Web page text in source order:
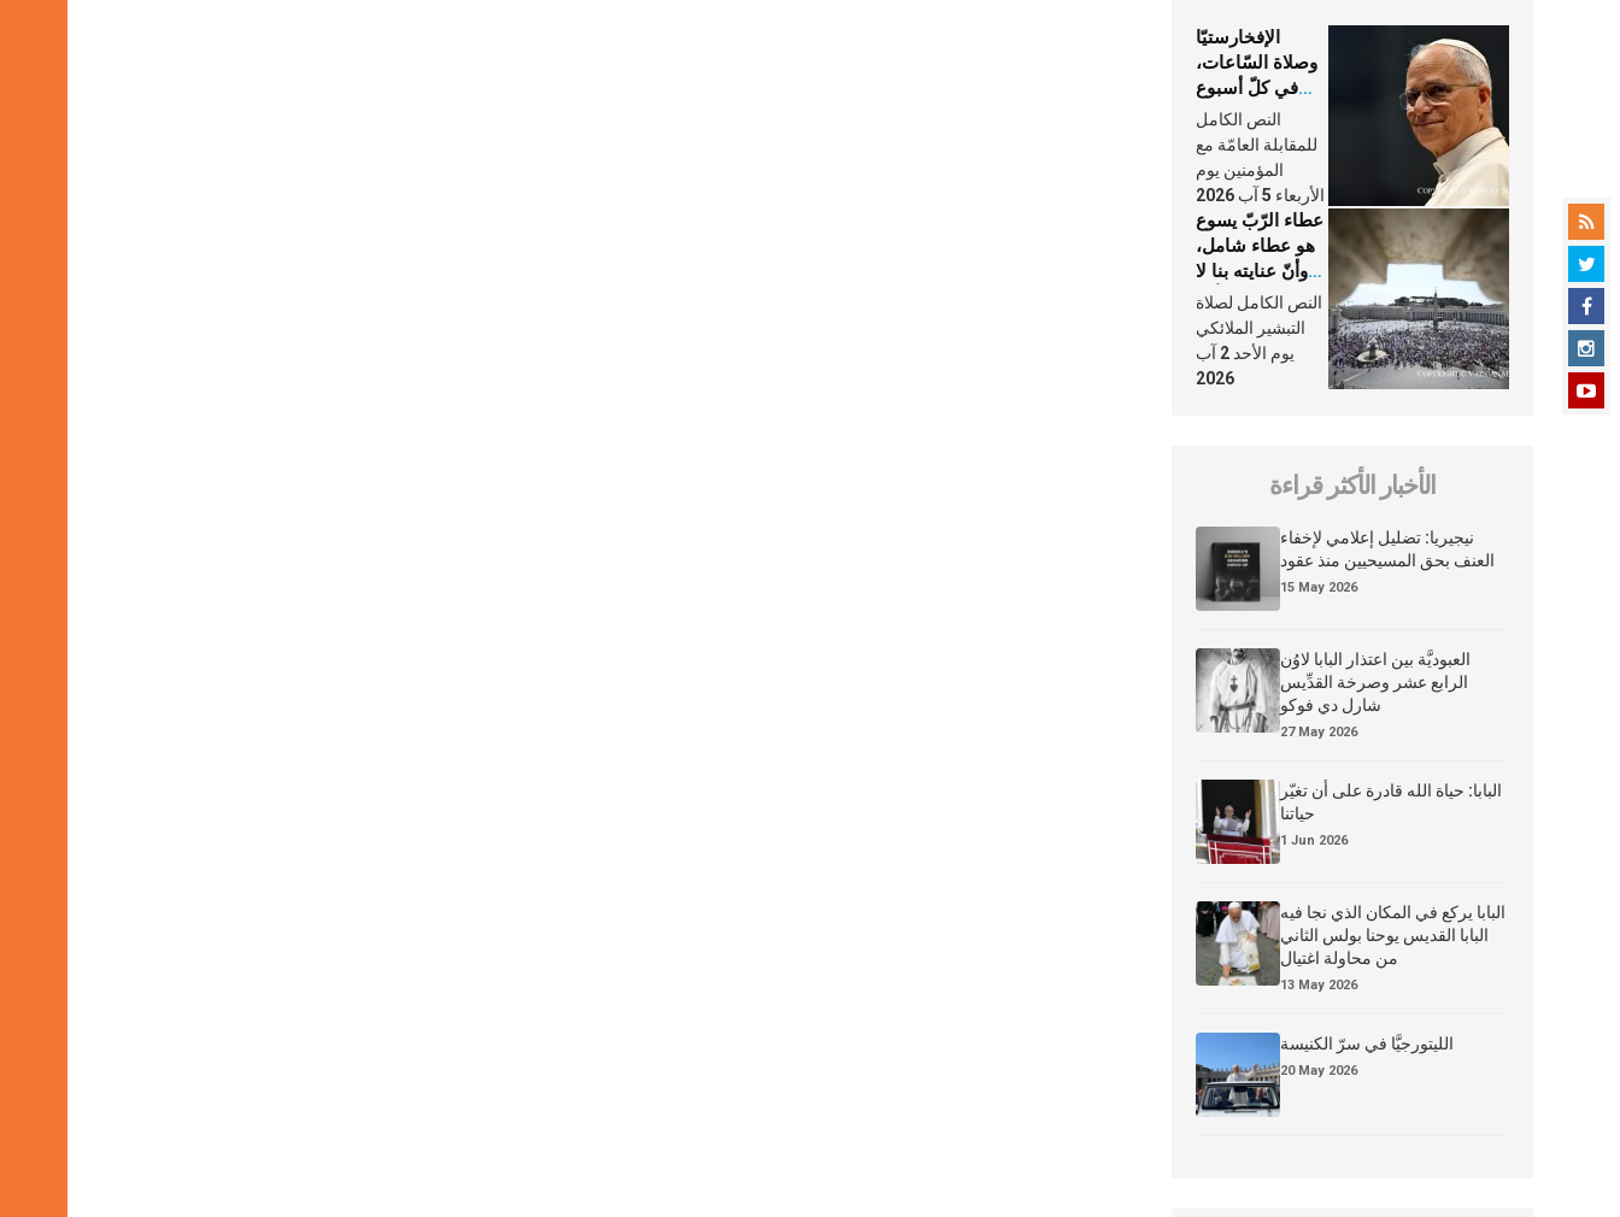
الإفخارستيّا
وصلاة السّاعات،
في كلّ أسبوع
وكلّ يوم، هما
النَّفَس في حياة
الكنيسة
النص الكامل
للمقابلة العامّة مع
المؤمنين يوم
الأربعاء 5 آب 2026
عطاء الرّبّ يسوع
هو عطاء شامل،
وأنّ عنايته بنا لا
تغيب عنّا أبدًا
النص الكامل لصلاة
التبشير الملائكي
يوم الأحد 2 آب
2026
الأخبار الأكثر قراءة
نيجيريا: تضليل إعلامي لإخفاء
العنف بحق المسيحيين منذ عقود
15 May 2026
العبوديَّة بين اعتذار البابا لاوُن
الرابع عشر وصرخة القدِّيس
شارل دي فوكو
27 May 2026
البابا: حياة الله قادرة على أن تغيّر
حياتنا
1 Jun 2026
البابا يركع في المكان الذي نجا فيه
البابا القديس يوحنا بولس الثاني
من محاولة اغتيال
13 May 2026
الليتورجيَّا في سرّ الكنيسة
20 May 2026